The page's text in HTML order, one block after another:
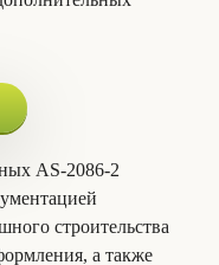
AS-2086-2
строительства
а также